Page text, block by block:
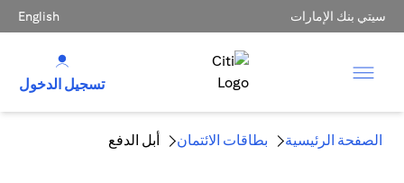
سيتي بنك الإمارات English
تسجيل الدخول
الصفحة الرئيسية بطاقات الائتمان أبل الدفع